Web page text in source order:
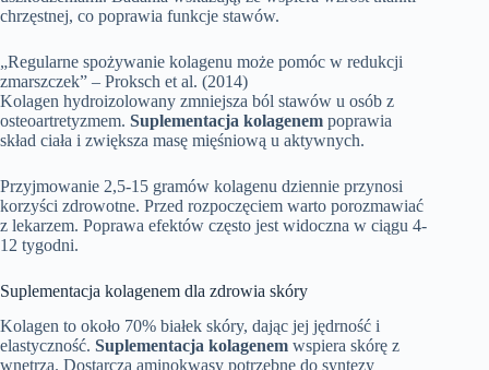
chrzęstnej, co poprawia funkcje stawów.
„Regularne spożywanie kolagenu może pomóc w redukcji
zmarszczek” – Proksch et al. (2014)
Kolagen hydroizolowany zmniejsza ból stawów u osób z
osteoartretyzmem. Suplementacja kolagenem poprawia
skład ciała i zwiększa masę mięśniową u aktywnych.
Przyjmowanie 2,5-15 gramów kolagenu dziennie przynosi
korzyści zdrowotne. Przed rozpoczęciem warto porozmawiać
z lekarzem. Poprawa efektów często jest widoczna w ciągu 4-
12 tygodni.
Suplementacja kolagenem dla zdrowia skóry
Kolagen to około 70% białek skóry, dając jej jędrność i
elastyczność. Suplementacja kolagenem wspiera skórę z
wnętrza. Dostarcza aminokwasy potrzebne do syntezy